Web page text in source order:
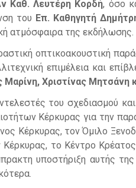
Καθ. Λευτέρη Κορδή, όσο
του Επ. Καθηγητή
ατμόσφαιρα της εκδήλωσης.
οπτικοακουστική
επιμέλεια και
Μαρίνη, Χριστίνας
του σχεδιασμού
Κέρκυρας για την
Κέρκυρας, τον Όμιλο
το Κέντρο
υποστήριξη αυτής